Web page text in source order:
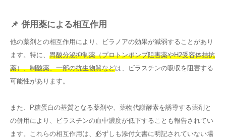
📌 併用薬による相互作用
他の薬剤との相互作用により、ビラノアの効果が減弱することがあり
ます。特に、 胃酸分泌抑制薬（プロトンポンプ阻害薬やH2受容体拮抗
薬）、制酸薬、一部の抗生物質などは、ビラスチンの吸収を阻害する
可能性があります。
また、P糖蛋白の基質となる薬剤や、薬物代謝酵素を誘導する薬剤と
の併用により、ビラスチンの血中濃度が低下することも報告されてい
ます。これらの相互作用は、必ずしも添付文書に明記されていない場